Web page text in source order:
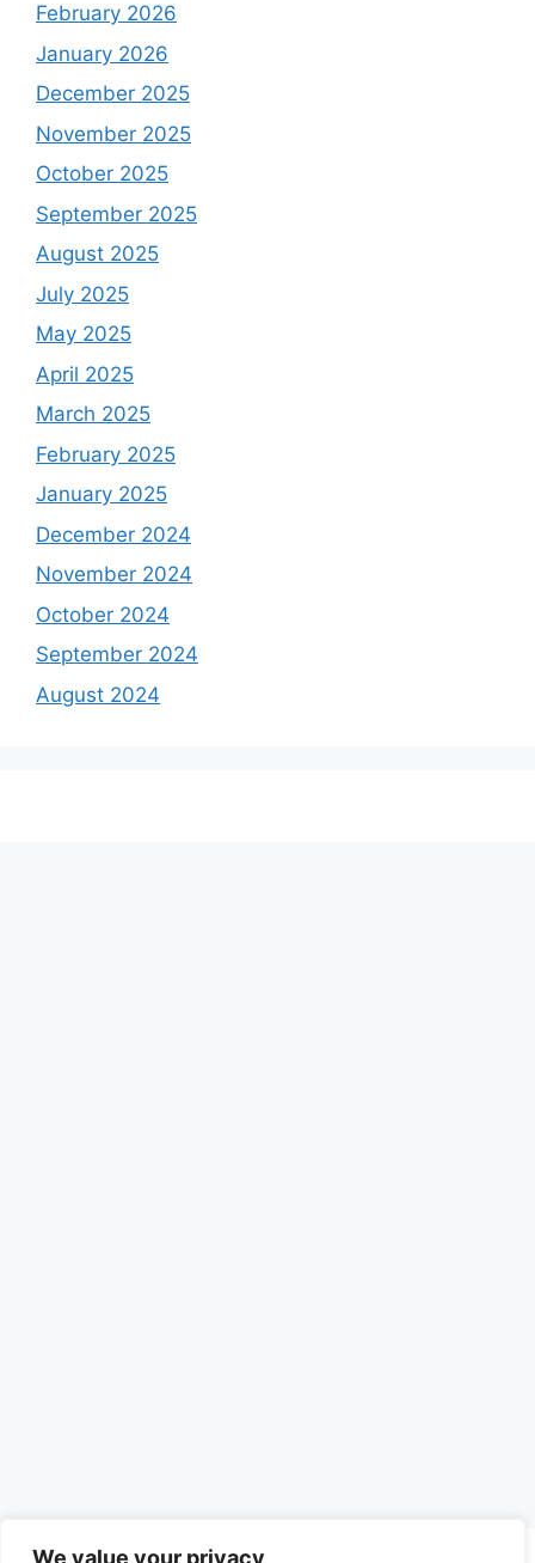
We value your privacy
February 2026
January 2026
December 2025
November 2025
October 2025
September 2025
August 2025
July 2025
May 2025
April 2025
March 2025
February 2025
January 2025
December 2024
November 2024
October 2024
September 2024
August 2024